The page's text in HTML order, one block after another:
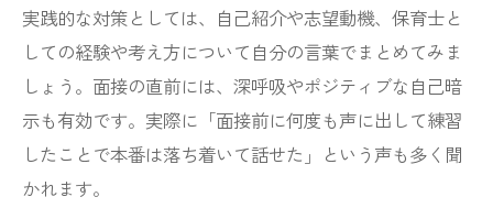
保育士面接自己紹介例文をアレンジするコ
ツ
保育士面接で自己紹介が与える第一印象
保育士面接自己紹介で避けるべきNG例
もし面接で落ちた時の原因を考える視点
実践的な対策としては、自己紹介や志望動機、保育士と
しての経験や考え方について自分の言葉でまとめてみま
しょう。面接の直前には、深呼吸やポジティブな自己暗
示も有効です。実際に「面接前に何度も声に出して練習
したことで本番は落ち着いて話せた」という声も多く聞
かれます。